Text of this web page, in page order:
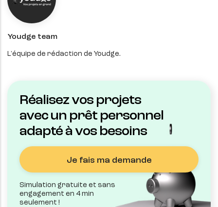
Youdge team
L'équipe de rédaction de Youdge.
Réalisez vos projets
avec un prêt personnel
adapté à vos besoins
Je fais ma demande
Simulation gratuite et sans
engagement en 4 min
seulement !